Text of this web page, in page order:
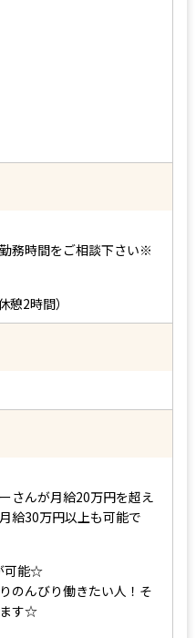
務時間をご相談下さい※
2時間）
さんが月給20万円を超え
給30万円以上も可能で
可能☆
のんびり働きたい人！そ
ます☆